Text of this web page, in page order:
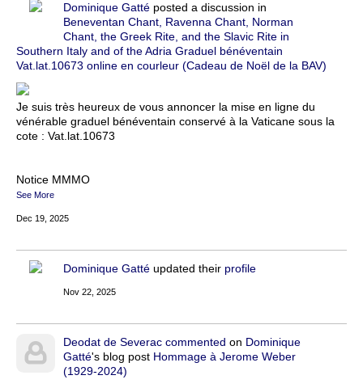
Dominique Gatté posted a discussion in
Beneventan Chant, Ravenna Chant, Norman
Chant, the Greek Rite, and the Slavic Rite in
Southern Italy and of the Adria Graduel bénéventain
Vat.lat.10673 online en courleur (Cadeau de Noël de la BAV)
Je suis très heureux de vous annoncer la mise en ligne du
vénérable graduel bénéventain conservé à la Vaticane sous la
cote : Vat.lat.10673
Notice MMMO
See More
Dec 19, 2025
Dominique Gatté updated their profile
Nov 22, 2025
Deodat de Severac commented on Dominique
Gatté's blog post Hommage à Jerome Weber
(1929-2024)